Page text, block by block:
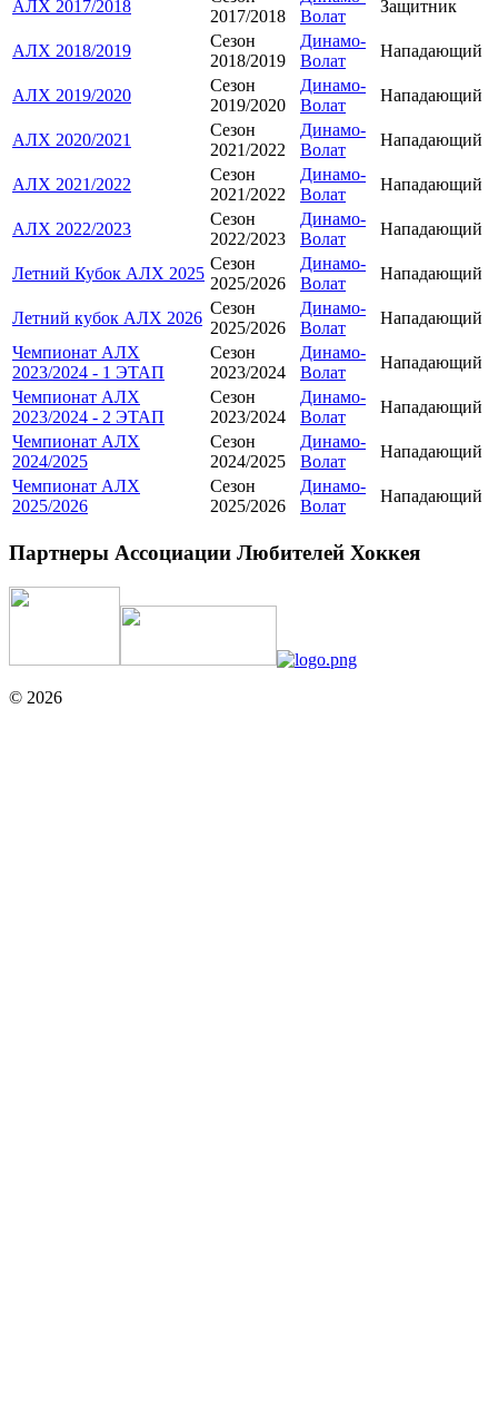
АЛХ 2017/2018
2017/2018
Волат
Защитник
АЛХ 2018/2019
Сезон
2018/2019
Динамо-
Волат
Нападающий
АЛХ 2019/2020
Сезон
2019/2020
Динамо-
Волат
Нападающий
АЛХ 2020/2021
Сезон
2021/2022
Динамо-
Волат
Нападающий
АЛХ 2021/2022
Сезон
2021/2022
Динамо-
Волат
Нападающий
АЛХ 2022/2023
Сезон
2022/2023
Динамо-
Волат
Нападающий
Летний Кубок АЛХ 2025
Сезон
2025/2026
Динамо-
Волат
Нападающий
Летний кубок АЛХ 2026
Сезон
2025/2026
Динамо-
Волат
Нападающий
Чемпионат АЛХ
2023/2024 - 1 ЭТАП
Сезон
2023/2024
Динамо-
Волат
Нападающий
Чемпионат АЛХ
2023/2024 - 2 ЭТАП
Сезон
2023/2024
Динамо-
Волат
Нападающий
Чемпионат АЛХ
2024/2025
Сезон
2024/2025
Динамо-
Волат
Нападающий
Чемпионат АЛХ
2025/2026
Сезон
2025/2026
Динамо-
Волат
Нападающий
Партнеры Ассоциации Любителей Хоккея
© 2026